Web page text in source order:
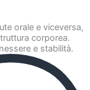
orale e viceversa,
corporea.
e stabilità.